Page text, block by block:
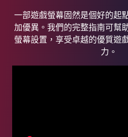
一部遊戲螢幕固然是個好的起
加優異。我們的完整指南可幫
螢幕設置，享受卓越的優質遊
力。